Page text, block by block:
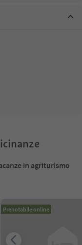
in agriturismo
Prenotabile online